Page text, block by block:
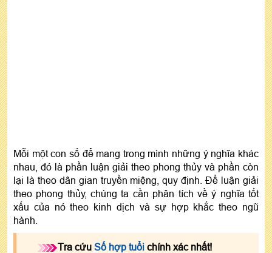
Mỗi một con số để mang trong mình những ý nghĩa khác
nhau, đó là phần luận giải theo phong thủy và phần còn
lại là theo dân gian truyền miệng, quy định. Để luận giải
theo phong thủy, chúng ta cần phân tích về ý nghĩa tốt
xấu của nó theo kinh dịch và sự hợp khắc theo ngũ
hành.
Tra cứu Số hợp tuổi chính xác nhất!